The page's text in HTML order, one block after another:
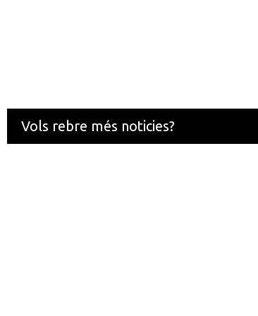
Vols rebre més noticies?